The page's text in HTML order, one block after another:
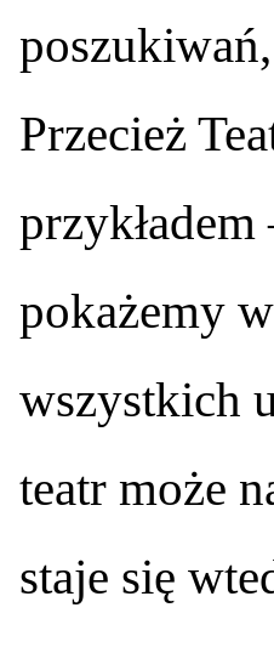
Przecież
pokażemy
wszystkich
teatr może
staje się